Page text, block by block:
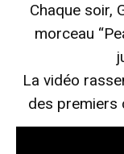
Chaque soir,
morceau
La vidéo
des premiers